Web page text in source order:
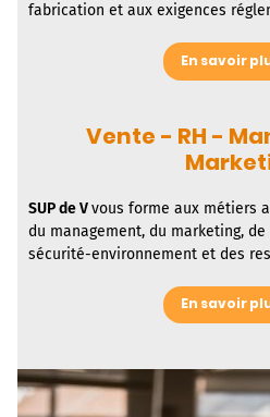
fabrication et aux exigences
En savoir
Vente - RH -
SUP de Vvous forme aux métiers
du management, du marketing,
sécurité-environnement et des
En savoir